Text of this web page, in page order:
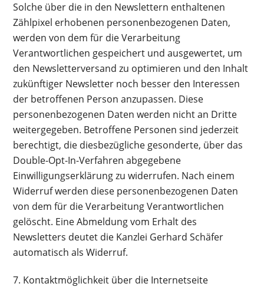
Solche über die in den Newslettern enthaltenen
Zählpixel erhobenen personenbezogenen Daten,
werden von dem für die Verarbeitung
Verantwortlichen gespeichert und ausgewertet, um
den Newsletterversand zu optimieren und den Inhalt
zukünftiger Newsletter noch besser den Interessen
der betroffenen Person anzupassen. Diese
personenbezogenen Daten werden nicht an Dritte
weitergegeben. Betroffene Personen sind jederzeit
berechtigt, die diesbezügliche gesonderte, über das
Double-Opt-In-Verfahren abgegebene
Einwilligungserklärung zu widerrufen. Nach einem
Widerruf werden diese personenbezogenen Daten
von dem für die Verarbeitung Verantwortlichen
gelöscht. Eine Abmeldung vom Erhalt des
Newsletters deutet die Kanzlei Gerhard Schäfer
automatisch als Widerruf.
7. Kontaktmöglichkeit über die Internetseite